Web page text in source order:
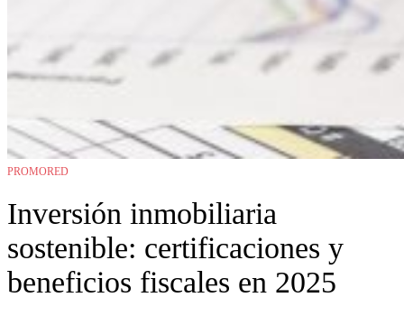
PROMORED
Inversión inmobiliaria
sostenible: certificaciones y
beneficios fiscales en 2025